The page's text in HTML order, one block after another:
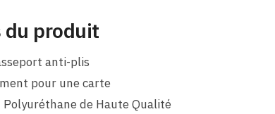
du produit
anti-plis
pour une carte
Polyuréthane de Haute Qualité